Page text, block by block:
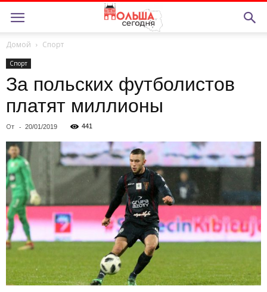
Домой Спорт
Спорт
За польских футболистов
платят миллионы
От - 20/01/2019 441